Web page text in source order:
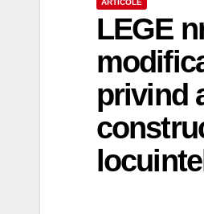
LEGE
privind